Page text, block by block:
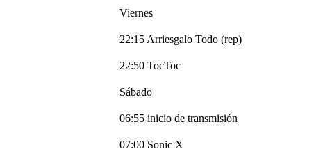
Viernes
22:15 Arriesgalo Todo (rep)
22:50 TocToc
Sábado
06:55 inicio de transmisión
07:00 Sonic X